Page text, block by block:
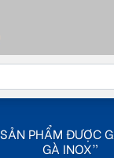
SẢN PHẨM ĐƯỢC
GÀ INOX”